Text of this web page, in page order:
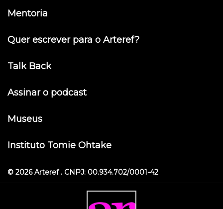
Mentoria
Quer escrever para o Arteref?
Talk Back
Assinar o podcast
Museus
Instituto Tomie Ohtake
© 2026 Arteref . CNPJ: 00.934.702/0001-42